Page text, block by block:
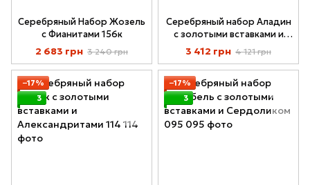
Серебряный Набор Жозель
с Фианитами 156к
2 683 грн 3 240 грн
Серебряный набор Аладин
с золотыми вставками и
Александритами 116
3 412 грн 4 121 грн
−17%
3
−17%
3